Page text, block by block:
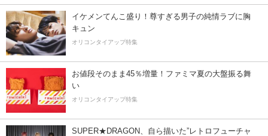
イケメンてんこ盛り！尊すぎる男子の純情ラブに胸
キュン
オリコンタイアップ特集
お値段そのまま45％増量！ファミマ夏の大盤振る舞
い
オリコンタイアップ特集
SUPER★DRAGON、自ら描いた”レトロフューチャ